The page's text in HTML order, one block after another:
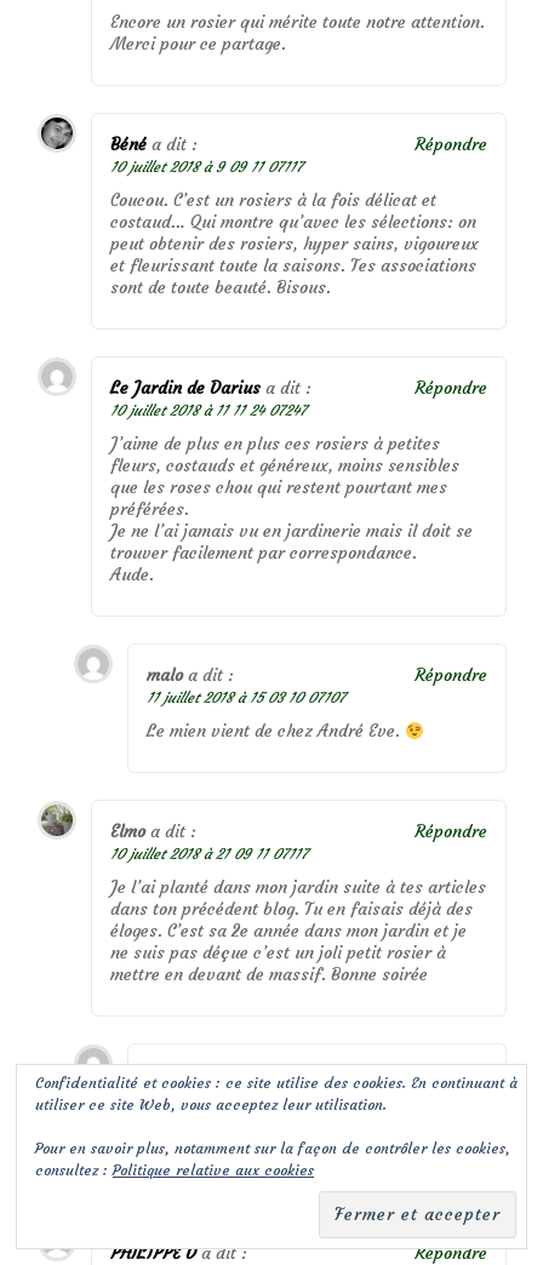
Encore un rosier qui mérite toute notre attention.
Merci pour ce partage.
Béné a dit :
10 juillet 2018 à 9 09 11 07117
Coucou. C’est un rosiers à la fois délicat et
costaud… Qui montre qu’avec les sélections: on
peut obtenir des rosiers, hyper sains, vigoureux
et fleurissant toute la saisons. Tes associations
sont de toute beauté. Bisous.
Répondre
Le Jardin de Darius a dit :
10 juillet 2018 à 11 11 24 07247
J’aime de plus en plus ces rosiers à petites
fleurs, costauds et généreux, moins sensibles
que les roses chou qui restent pourtant mes
préférées.
Je ne l’ai jamais vu en jardinerie mais il doit se
trouver facilement par correspondance.
Aude.
Répondre
malo a dit :
11 juillet 2018 à 15 03 10 07107
Le mien vient de chez André Eve.
Répondre
Elmo a dit :
10 juillet 2018 à 21 09 11 07117
Je l’ai planté dans mon jardin suite à tes articles
dans ton précédent blog. Tu en faisais déjà des
éloges. C’est sa 2e année dans mon jardin et je
ne suis pas déçue c’est un joli petit rosier à
mettre en devant de massif. Bonne soirée
Répondre
malo a dit :
11 juillet 2018 à 15 03 11 07117
choix!
Répondre
PHILIPPE D a dit : Répondre
Confidentialité et cookies : ce site utilise des cookies. En continuant à
utiliser ce site Web, vous acceptez leur utilisation.
Pour en savoir plus, notamment sur la façon de contrôler les cookies,
consultez :Politique relative aux cookies